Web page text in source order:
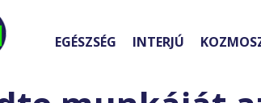
EGÉSZSÉG INTERJÚ